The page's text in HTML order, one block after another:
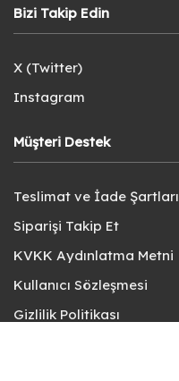
Bizi Takip Edin
X (Twitter)
Instagram
Müşteri Destek
Teslimat ve İade Şartları
Siparişi Takip Et
KVKK Aydınlatma Metni
Kullanıcı Sözleşmesi
Gizlilik Politikası